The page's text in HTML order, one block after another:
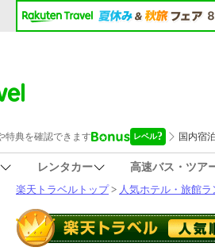
レンタカー
高速バス・ツア
楽天トラベルトップ> 人気ホテル・旅館ラ